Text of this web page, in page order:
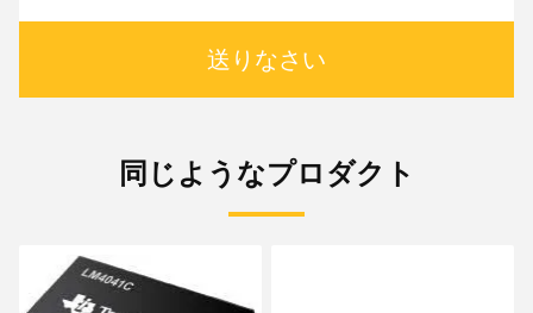
送りなさい
同じようなプロダクト